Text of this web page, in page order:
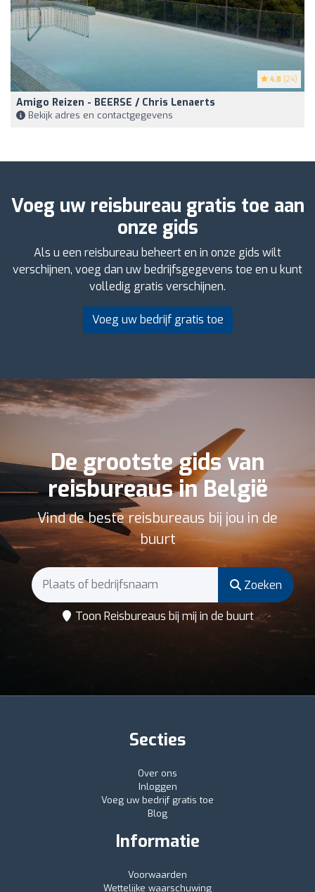
4.8 (24)
Amigo Reizen - BEERSE / Chris Lenaerts
Bekijk adres en contactgegevens
Voeg uw reisbureau gratis toe aan
onze gids
Als u een reisbureau beheert en in onze gids wilt
verschijnen, voeg dan uw bedrijfsgegevens toe en u kunt
volledig gratis verschijnen.
Voeg uw bedrijf gratis toe
De grootste gids van
reisbureaus in België
Vind de beste reisbureaus bij jou in de
buurt
Zoeken
Toon Reisbureaus bij mij in de buurt
Secties
Over ons
Inloggen
Voeg uw bedrijf gratis toe
Blog
Informatie
Voorwaarden
Wettelijke waarschuwing